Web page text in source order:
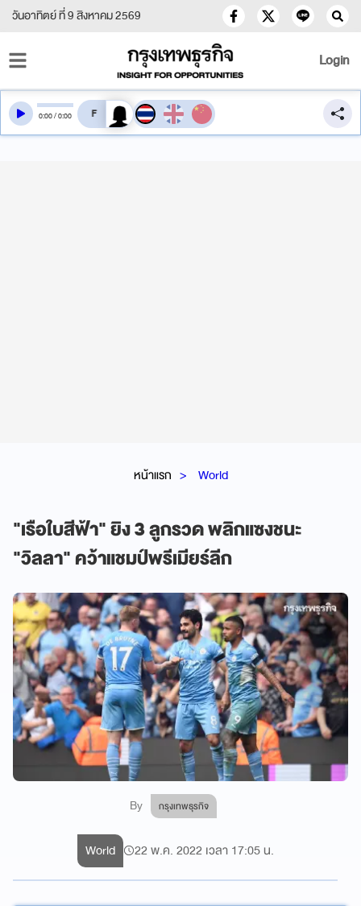
วันอาทิตย์ ที่ 9 สิงหาคม 2569
Login
หน้าแรก World
"เรือใบสีฟ้า" ยิง 3 ลูกรวด พลิกแซงชนะ
"วิลลา" คว้าแชมป์พรีเมียร์ลีก
By กรุงเทพธุรกิจ
0:00/0:00 สลับเสียงอ่าน
World 22 พ.ค. 2022 เวลา 17:05 น.